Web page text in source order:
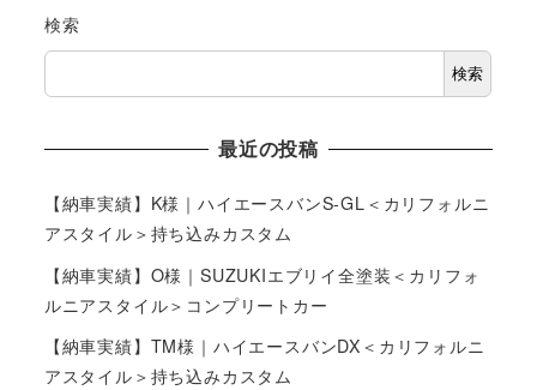
検索
検索
最近の投稿
【納車実績】K様｜ハイエースバンS-GL＜カリフォルニ
アスタイル＞持ち込みカスタム
【納車実績】O様｜SUZUKIエブリイ全塗装＜カリフォ
ルニアスタイル＞コンプリートカー
【納車実績】TM様｜ハイエースバンDX＜カリフォルニ
アスタイル＞持ち込みカスタム